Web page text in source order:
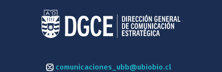
comunicaciones_ubb@ubiobio.cl